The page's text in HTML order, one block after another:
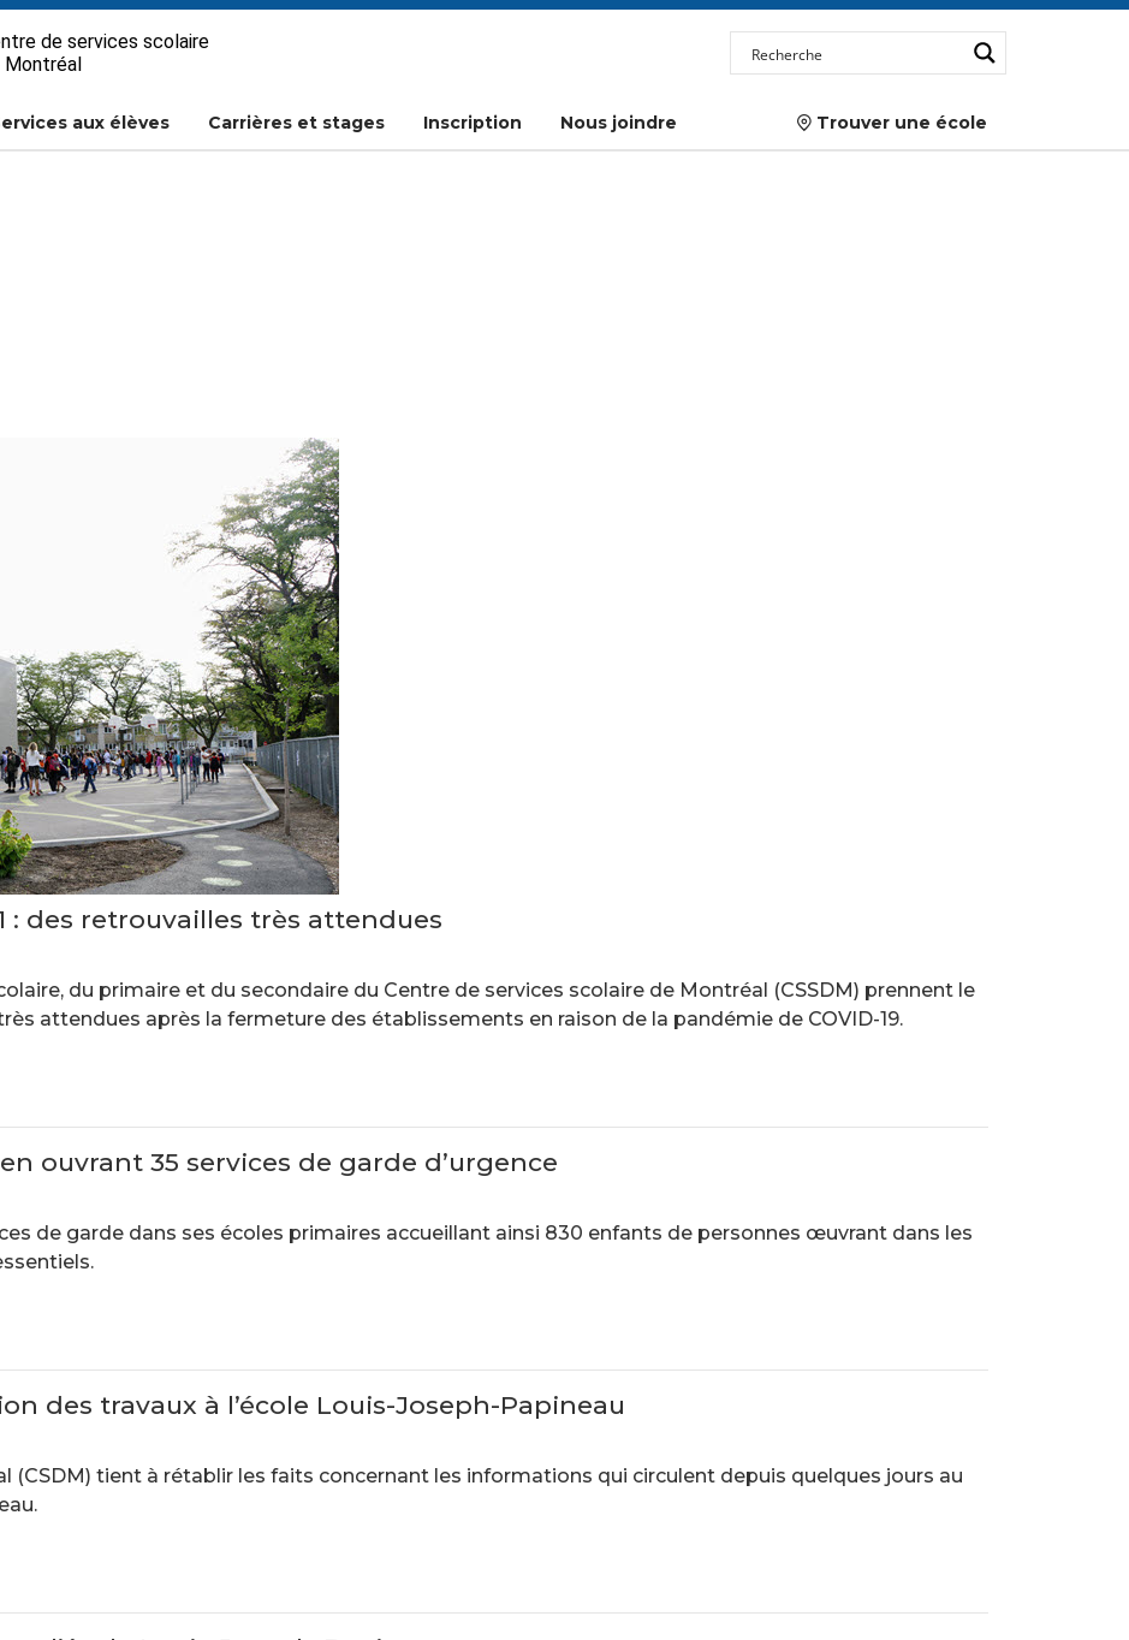
de services scolaire
Montréal
aux élèves Carrières et stages Inscription Nous joindre  Trouver une école
: des retrouvailles très attendues
du primaire et du secondaire du Centre de services scolaire de Montréal (CSSDM) prennent le
attendues après la fermeture des établissements en raison de la pandémie de COVID-19.
ouvrant 35 services de garde d’urgence
de garde dans ses écoles primaires accueillant ainsi 830 enfants de personnes œuvrant dans les
des travaux à l’école Louis-Joseph-Papineau
(CSDM) tient à rétablir les faits concernant les informations qui circulent depuis quelques jours au